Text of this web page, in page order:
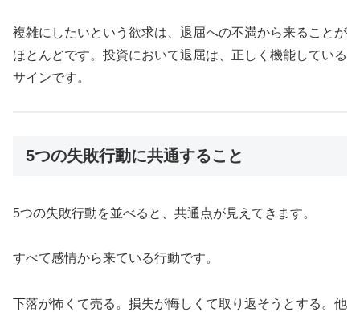
複雑にしたいという欲求は、退屈への不満から来ることが
ほとんどです。投資において退屈は、正しく機能している
サインです。
5つの失敗行動に共通すること
5つの失敗行動を並べると、共通点が見えてきます。
すべて感情から来ている行動です。
下落が怖くて売る。損失が悔しくて取り返そうとする。他